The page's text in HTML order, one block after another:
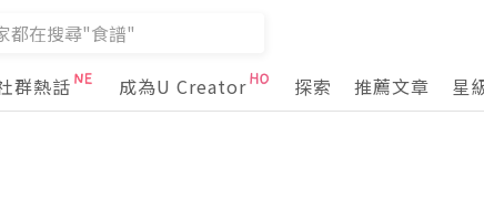
群熱話 成為U Creator 探索 推薦文章 星